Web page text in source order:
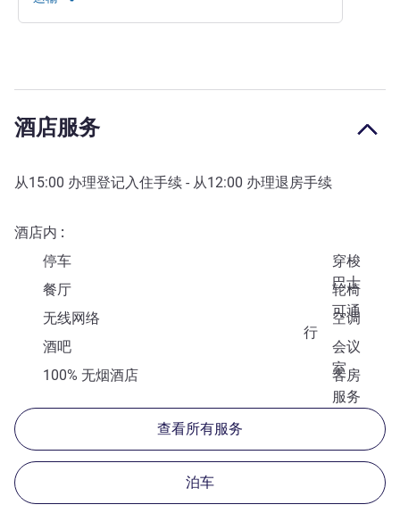
酒店服务
从15:00 办理登记入住手续 - 从12:00 办理退房手续
酒店内
停车
穿梭
巴士
餐厅
轮椅
可通
行
无线网络
空调
酒吧
会议
室
100% 无烟酒店
客房
服务
查看所有服务
泊车